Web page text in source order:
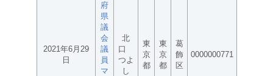
2021年6月29
日
府
県
議
会
議
員
マ
北
口
つよ
し
東
京
都
東
京
都
葛
飾
区
0000000771